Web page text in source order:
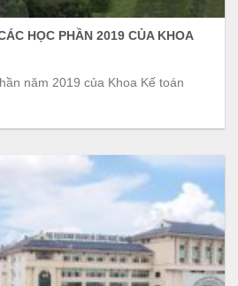
HỌC PHẦN 2019 CỦA KHOA
năm 2019 của Khoa Kế toán